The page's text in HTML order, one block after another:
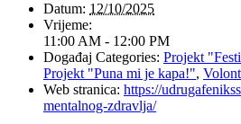
Datum: 12/10/2025
Vrijeme:
11:00 AM - 12:00 PM
Događaj Categories: Projekt
Projekt "Puna mi je kapa!",
Web stranica: https://
mentalnog-zdravlja/